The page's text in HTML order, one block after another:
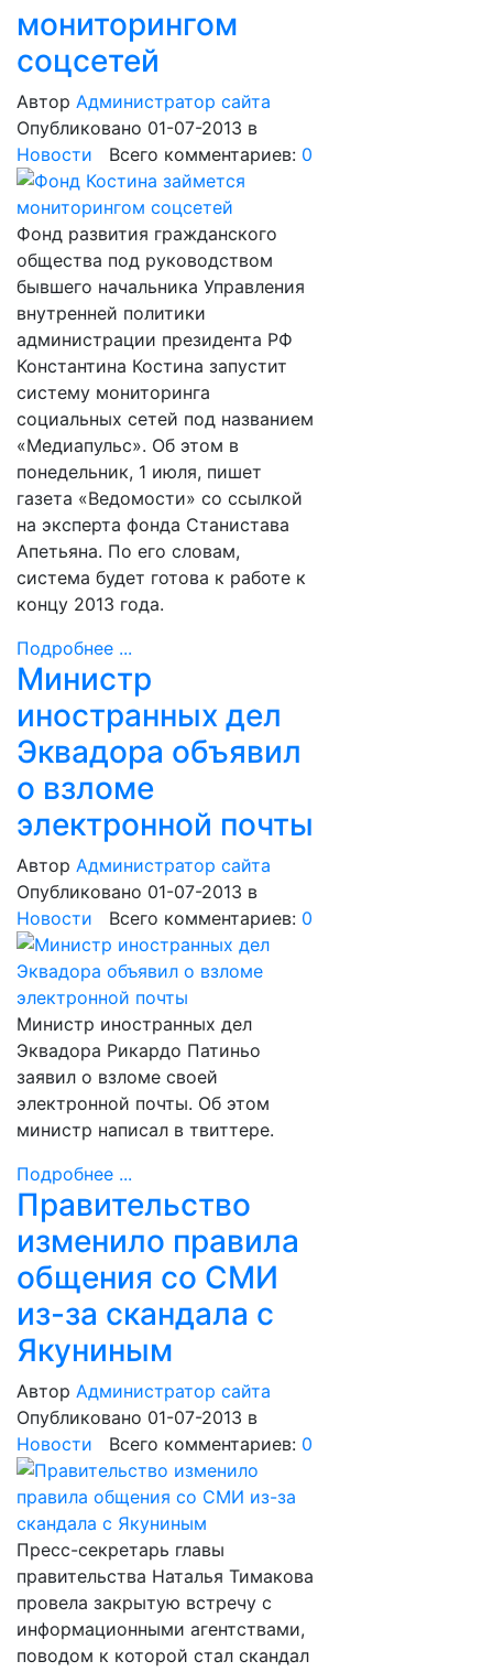
мониторингом
соцсетей
Автор Администратор сайта
Опубликовано 01-07-2013 в
Новости Всего комментариев: 0
Фонд развития гражданского
общества под руководством
бывшего начальника Управления
внутренней политики
администрации президента РФ
Константина Костина запустит
систему мониторинга
социальных сетей под названием
«Медиапульс». Об этом в
понедельник, 1 июля, пишет
газета «Ведомости» со ссылкой
на эксперта фонда Станистава
Апетьяна. По его словам,
система будет готова к работе к
концу 2013 года.
Подробнее ...
Министр
иностранных дел
Эквадора объявил
о взломе
электронной почты
Автор Администратор сайта
Опубликовано 01-07-2013 в
Новости Всего комментариев: 0
Министр иностранных дел
Эквадора Рикардо Патиньо
заявил о взломе своей
электронной почты. Об этом
министр написал в твиттере.
Подробнее ...
Правительство
изменило правила
общения со СМИ
из-за скандала с
Якуниным
Автор Администратор сайта
Опубликовано 01-07-2013 в
Новости Всего комментариев: 0
Пресс-секретарь главы
правительства Наталья Тимакова
провела закрытую встречу с
информационными агентствами,
поводом к которой стал скандал